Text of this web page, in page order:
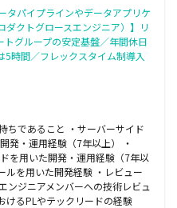
タパイプラインやデータアプリケ
ダクトグロースエンジニア）】リ
グループの安定基盤／年間休日
時間／フレックスタイム制導入
ちであること ・サーバーサイド
発・運用経験（7年以上） ・
を用いた開発・運用経験（7年以
ルを用いた開発経験 ・レビュー
ンジニアメンバーへの技術レビュ
けるPLやテックリードの経験